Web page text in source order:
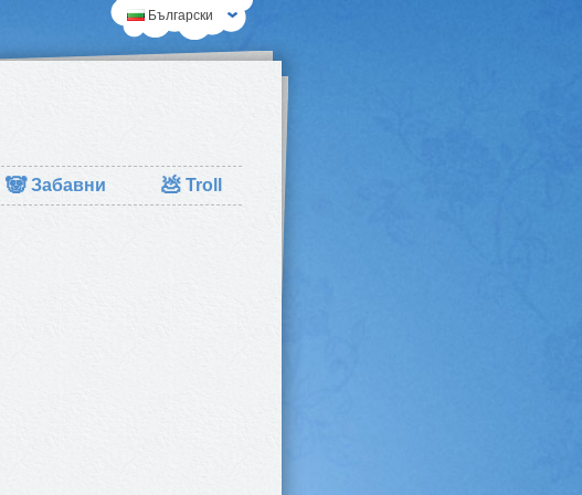
Български
🐼Забавни 💩 Troll